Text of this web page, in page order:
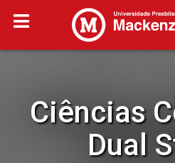
Ciências
Dual